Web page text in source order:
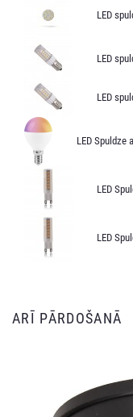
LED
LED
LED
LED Spuldze
LED
LED
ARĪ PĀRDOŠANĀ